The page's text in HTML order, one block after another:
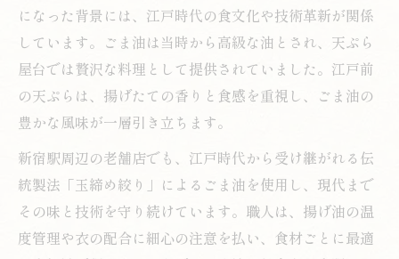
になった背景には、江戸時代の食文化や技術革新が関係
しています。ごま油は当時から高級な油とされ、天ぷら
屋台では贅沢な料理として提供されていました。江戸前
の天ぷらは、揚げたての香りと食感を重視し、ごま油の
豊かな風味が一層引き立ちます。
新宿駅周辺の老舗店でも、江戸時代から受け継がれる伝
統製法「玉締め絞り」によるごま油を使用し、現代まで
その味と技術を守り続けています。職人は、揚げ油の温
度管理や衣の配合に細心の注意を払い、食材ごとに最適